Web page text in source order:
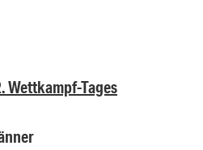
Wettkampf-Tages